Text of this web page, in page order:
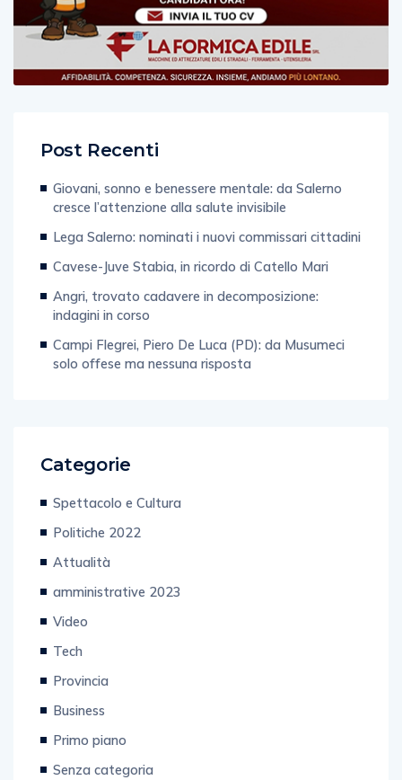
Post Recenti
Giovani, sonno e benessere mentale: da Salerno
cresce l’attenzione alla salute invisibile
Lega Salerno: nominati i nuovi commissari cittadini
Cavese-Juve Stabia, in ricordo di Catello Mari
Angri, trovato cadavere in decomposizione:
indagini in corso
Campi Flegrei, Piero De Luca (PD): da Musumeci
solo offese ma nessuna risposta
Categorie
Spettacolo e Cultura
Politiche 2022
Attualità
amministrative 2023
Video
Tech
Provincia
Business
Primo piano
Senza categoria